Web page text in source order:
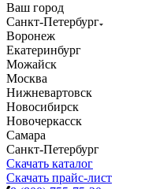
Ваш город
Санкт-Петербург
Воронеж
Екатеринбург
Можайск
Москва
Нижневартовск
Новосибирск
Новочеркасск
Самара
Санкт-Петербург
Скачать каталог
Скачать прайс-лист